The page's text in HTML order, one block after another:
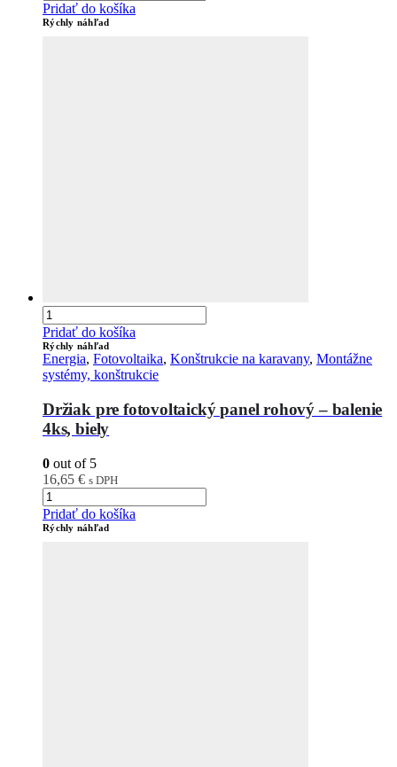
Pridať do košíka
Rýchly náhľad
Pridať do košíka
Rýchly náhľad
Energia, Fotovoltaika, Konštrukcie na karavany, Montážne
systémy, konštrukcie
Držiak pre fotovoltaický panel rohový – balenie
4ks, biely
0 out of 5
16,65 € s DPH
Pridať do košíka
Rýchly náhľad